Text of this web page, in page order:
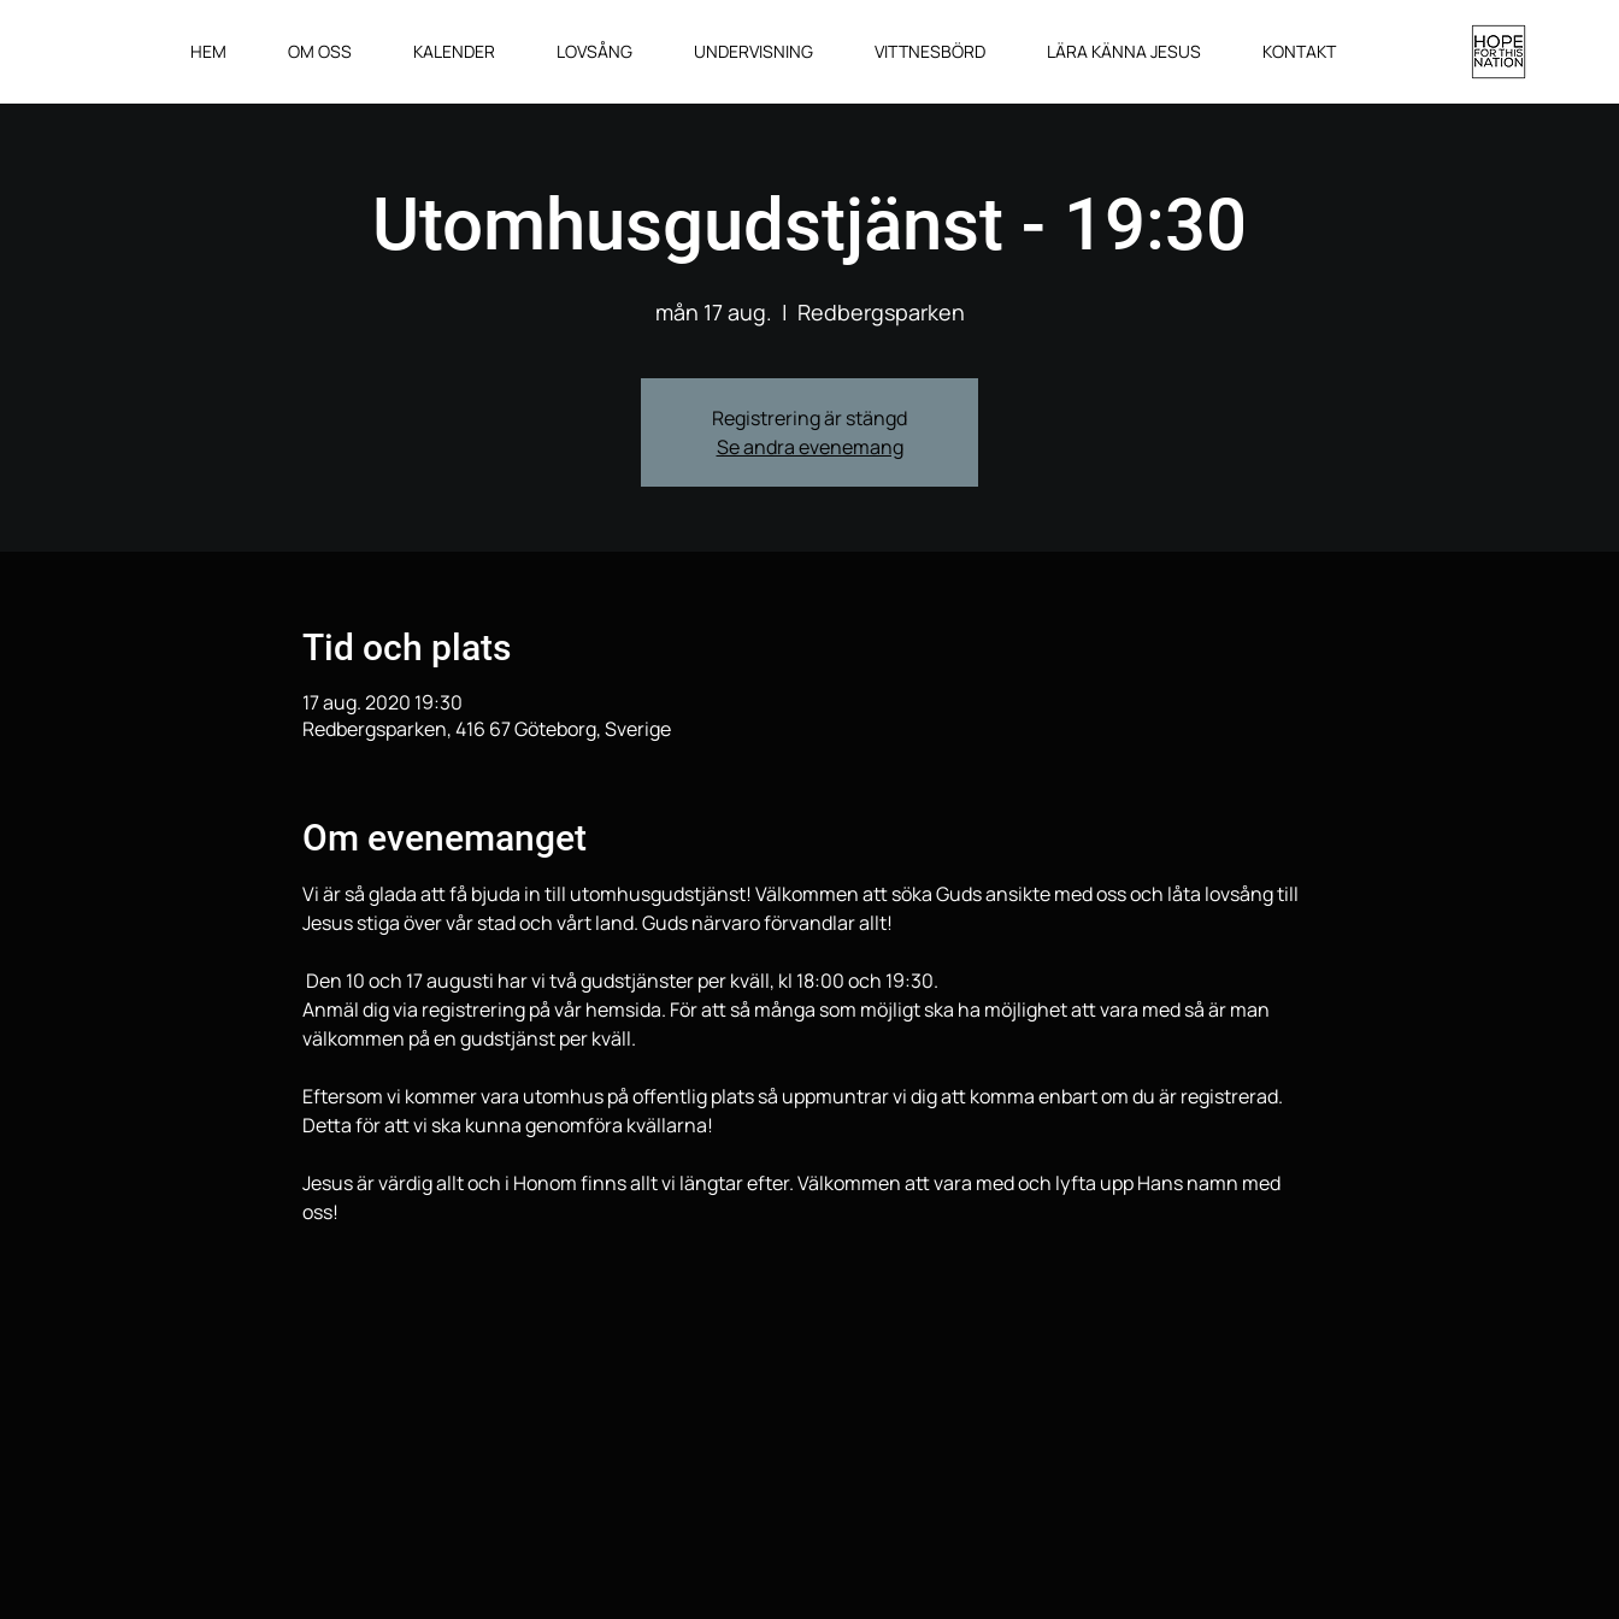
HEM OM OSS KALENDER LOVSÅNG UNDERVISNING VITTNESBÖRD LÄRA KÄNNA JESUS KONTAKT
Utomhusgudstjänst - 19:30
mån 17 aug.
  |
Redbergsparken
Registrering är stängd
Se andra evenemang
Tid och plats
17 aug. 2020 19:30
Redbergsparken, 416 67 Göteborg, Sverige
Om evenemanget
Vi är så glada att få bjuda in till utomhusgudstjänst! Välkommen att söka Guds ansikte med oss och låta lovsång till
Jesus stiga över vår stad och vårt land. Guds närvaro förvandlar allt!
Anmäl dig via registrering på vår hemsida. För att så många som möjligt ska ha möjlighet att vara med så är man
välkommen på en gudstjänst per kväll.
Eftersom vi kommer vara utomhus på offentlig plats så uppmuntrar vi dig att komma enbart om du är registrerad.
Detta för att vi ska kunna genomföra kvällarna!
Jesus är värdig allt och i Honom finns allt vi längtar efter. Välkommen att vara med och lyfta upp Hans namn med
oss!